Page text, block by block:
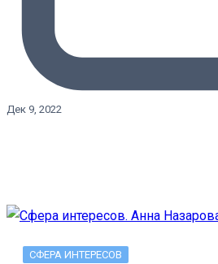
Дек 9, 2022
СФЕРА ИНТЕРЕСОВ